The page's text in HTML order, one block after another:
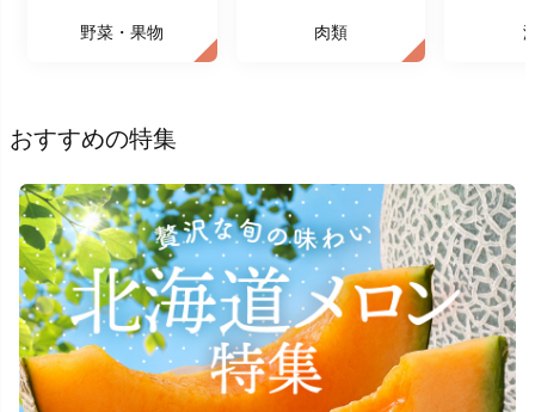
野菜・果物 肉類
おすすめの特集